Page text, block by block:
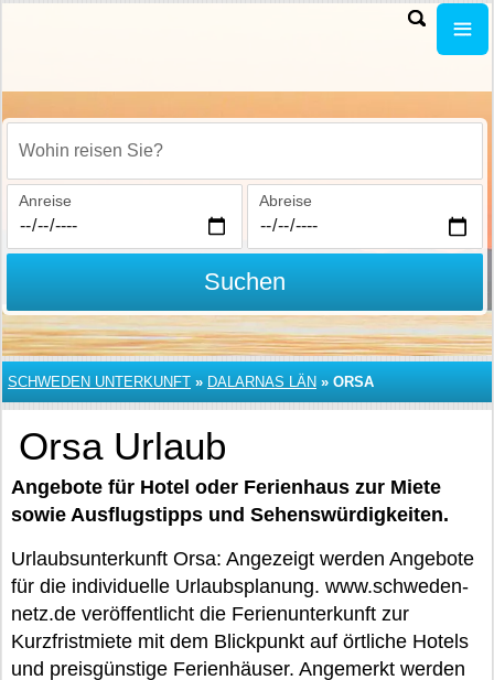
Wohin reisen Sie?
Anreise Abreise
Suchen
SCHWEDEN UNTERKUNFT » DALARNAS LÄN » ORSA
Orsa Urlaub
Angebote für Hotel oder Ferienhaus zur Miete
sowie Ausflugstipps und Sehenswürdigkeiten.
Urlaubsunterkunft Orsa: Angezeigt werden Angebote
für die individuelle Urlaubsplanung. www.schweden-
netz.de veröffentlicht die Ferienunterkunft zur
Kurzfristmiete mit dem Blickpunkt auf örtliche Hotels
und preisgünstige Ferienhäuser. Angemerkt werden